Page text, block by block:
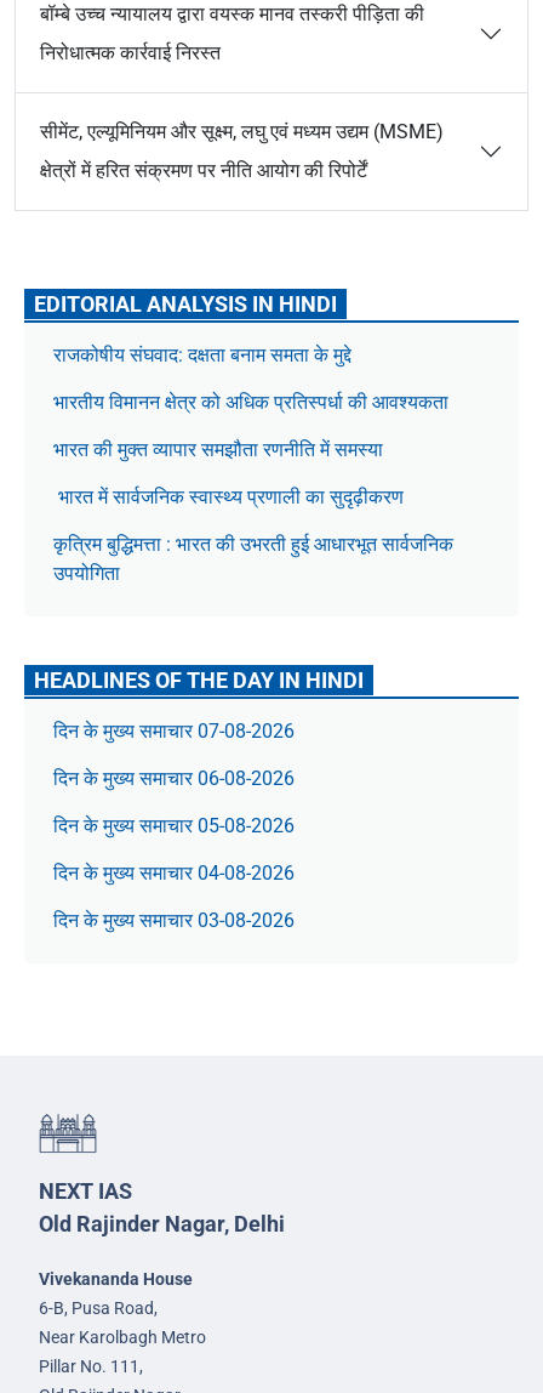
बॉम्बे उच्च न्यायालय द्वारा वयस्क मानव तस्करी पीड़िता की
निरोधात्मक कार्रवाई निरस्त
सीमेंट, एल्यूमिनियम और सूक्ष्म, लघु एवं मध्यम उद्यम (MSME)
क्षेत्रों में हरित संक्रमण पर नीति आयोग की रिपोर्टें
EDITORIAL ANALYSIS IN HINDI
राजकोषीय संघवाद: दक्षता बनाम समता के मुद्दे
भारतीय विमानन क्षेत्र को अधिक प्रतिस्पर्धा की आवश्यकता
भारत की मुक्त व्यापार समझौता रणनीति में समस्या
भारत में सार्वजनिक स्वास्थ्य प्रणाली का सुदृढ़ीकरण
कृत्रिम बुद्धिमत्ता : भारत की उभरती हुई आधारभूत सार्वजनिक
उपयोगिता
HEADLINES OF THE DAY IN HINDI
दिन के मुख्य समाचार 07-08-2026
दिन के मुख्य समाचार 06-08-2026
दिन के मुख्य समाचार 05-08-2026
दिन के मुख्य समाचार 04-08-2026
दिन के मुख्य समाचार 03-08-2026
NEXT IAS
Old Rajinder Nagar, Delhi
Vivekananda House
6-B, Pusa Road,
Near Karolbagh Metro
Pillar No. 111,